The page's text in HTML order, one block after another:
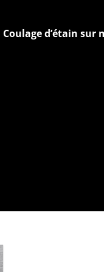
Coulage d’étain sur